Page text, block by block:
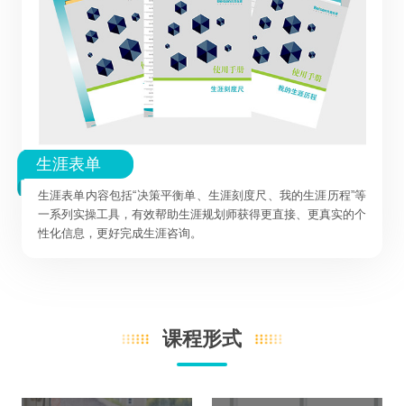
生涯表单
生涯表单内容包括“决策平衡单、生涯刻度尺、我的生涯历程”等
一系列实操工具，有效帮助生涯规划师获得更直接、更真实的个
性化信息，更好完成生涯咨询。
课程形式